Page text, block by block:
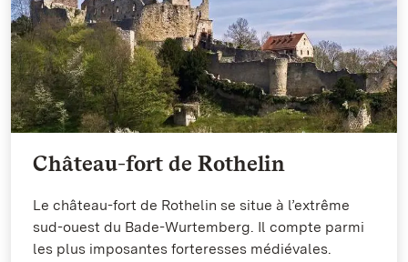
Château-fort de Rothelin
Le château-fort de Rothelin se situe à l’extrême
sud-ouest du Bade-Wurtemberg. Il compte parmi
les plus imposantes forteresses médiévales.